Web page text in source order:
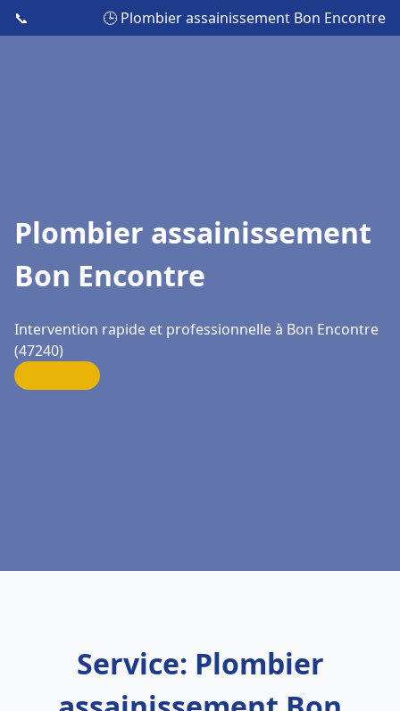
📞 🕒 Plombier assainissement Bon Encontre
Plombier assainissement
Bon Encontre
Intervention rapide et professionnelle à Bon Encontre
(47240)
Service: Plombier